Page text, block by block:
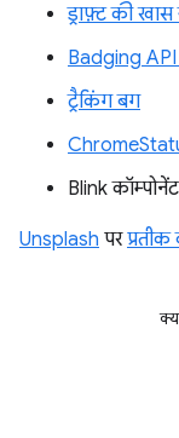
ड्राफ़्ट की खास
Badging API
ट्रैकिंग बग
Blink
Unsplash पर